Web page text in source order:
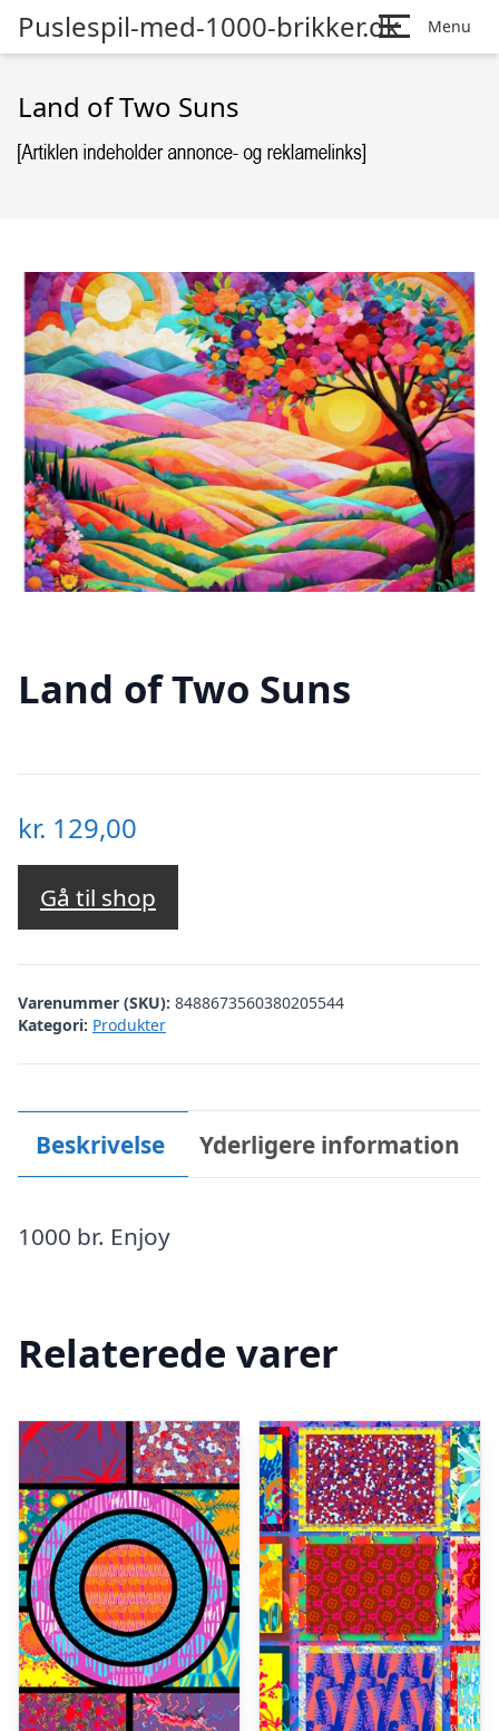
Puslespil-med-1000-brikker.dk Menu
Land of Two Suns
Land of Two Suns
kr. 129,00
Gå til shop
Varenummer (SKU): 8488673560380205544
Kategori: Produkter
Beskrivelse Yderligere information
1000 br. Enjoy
Relaterede varer